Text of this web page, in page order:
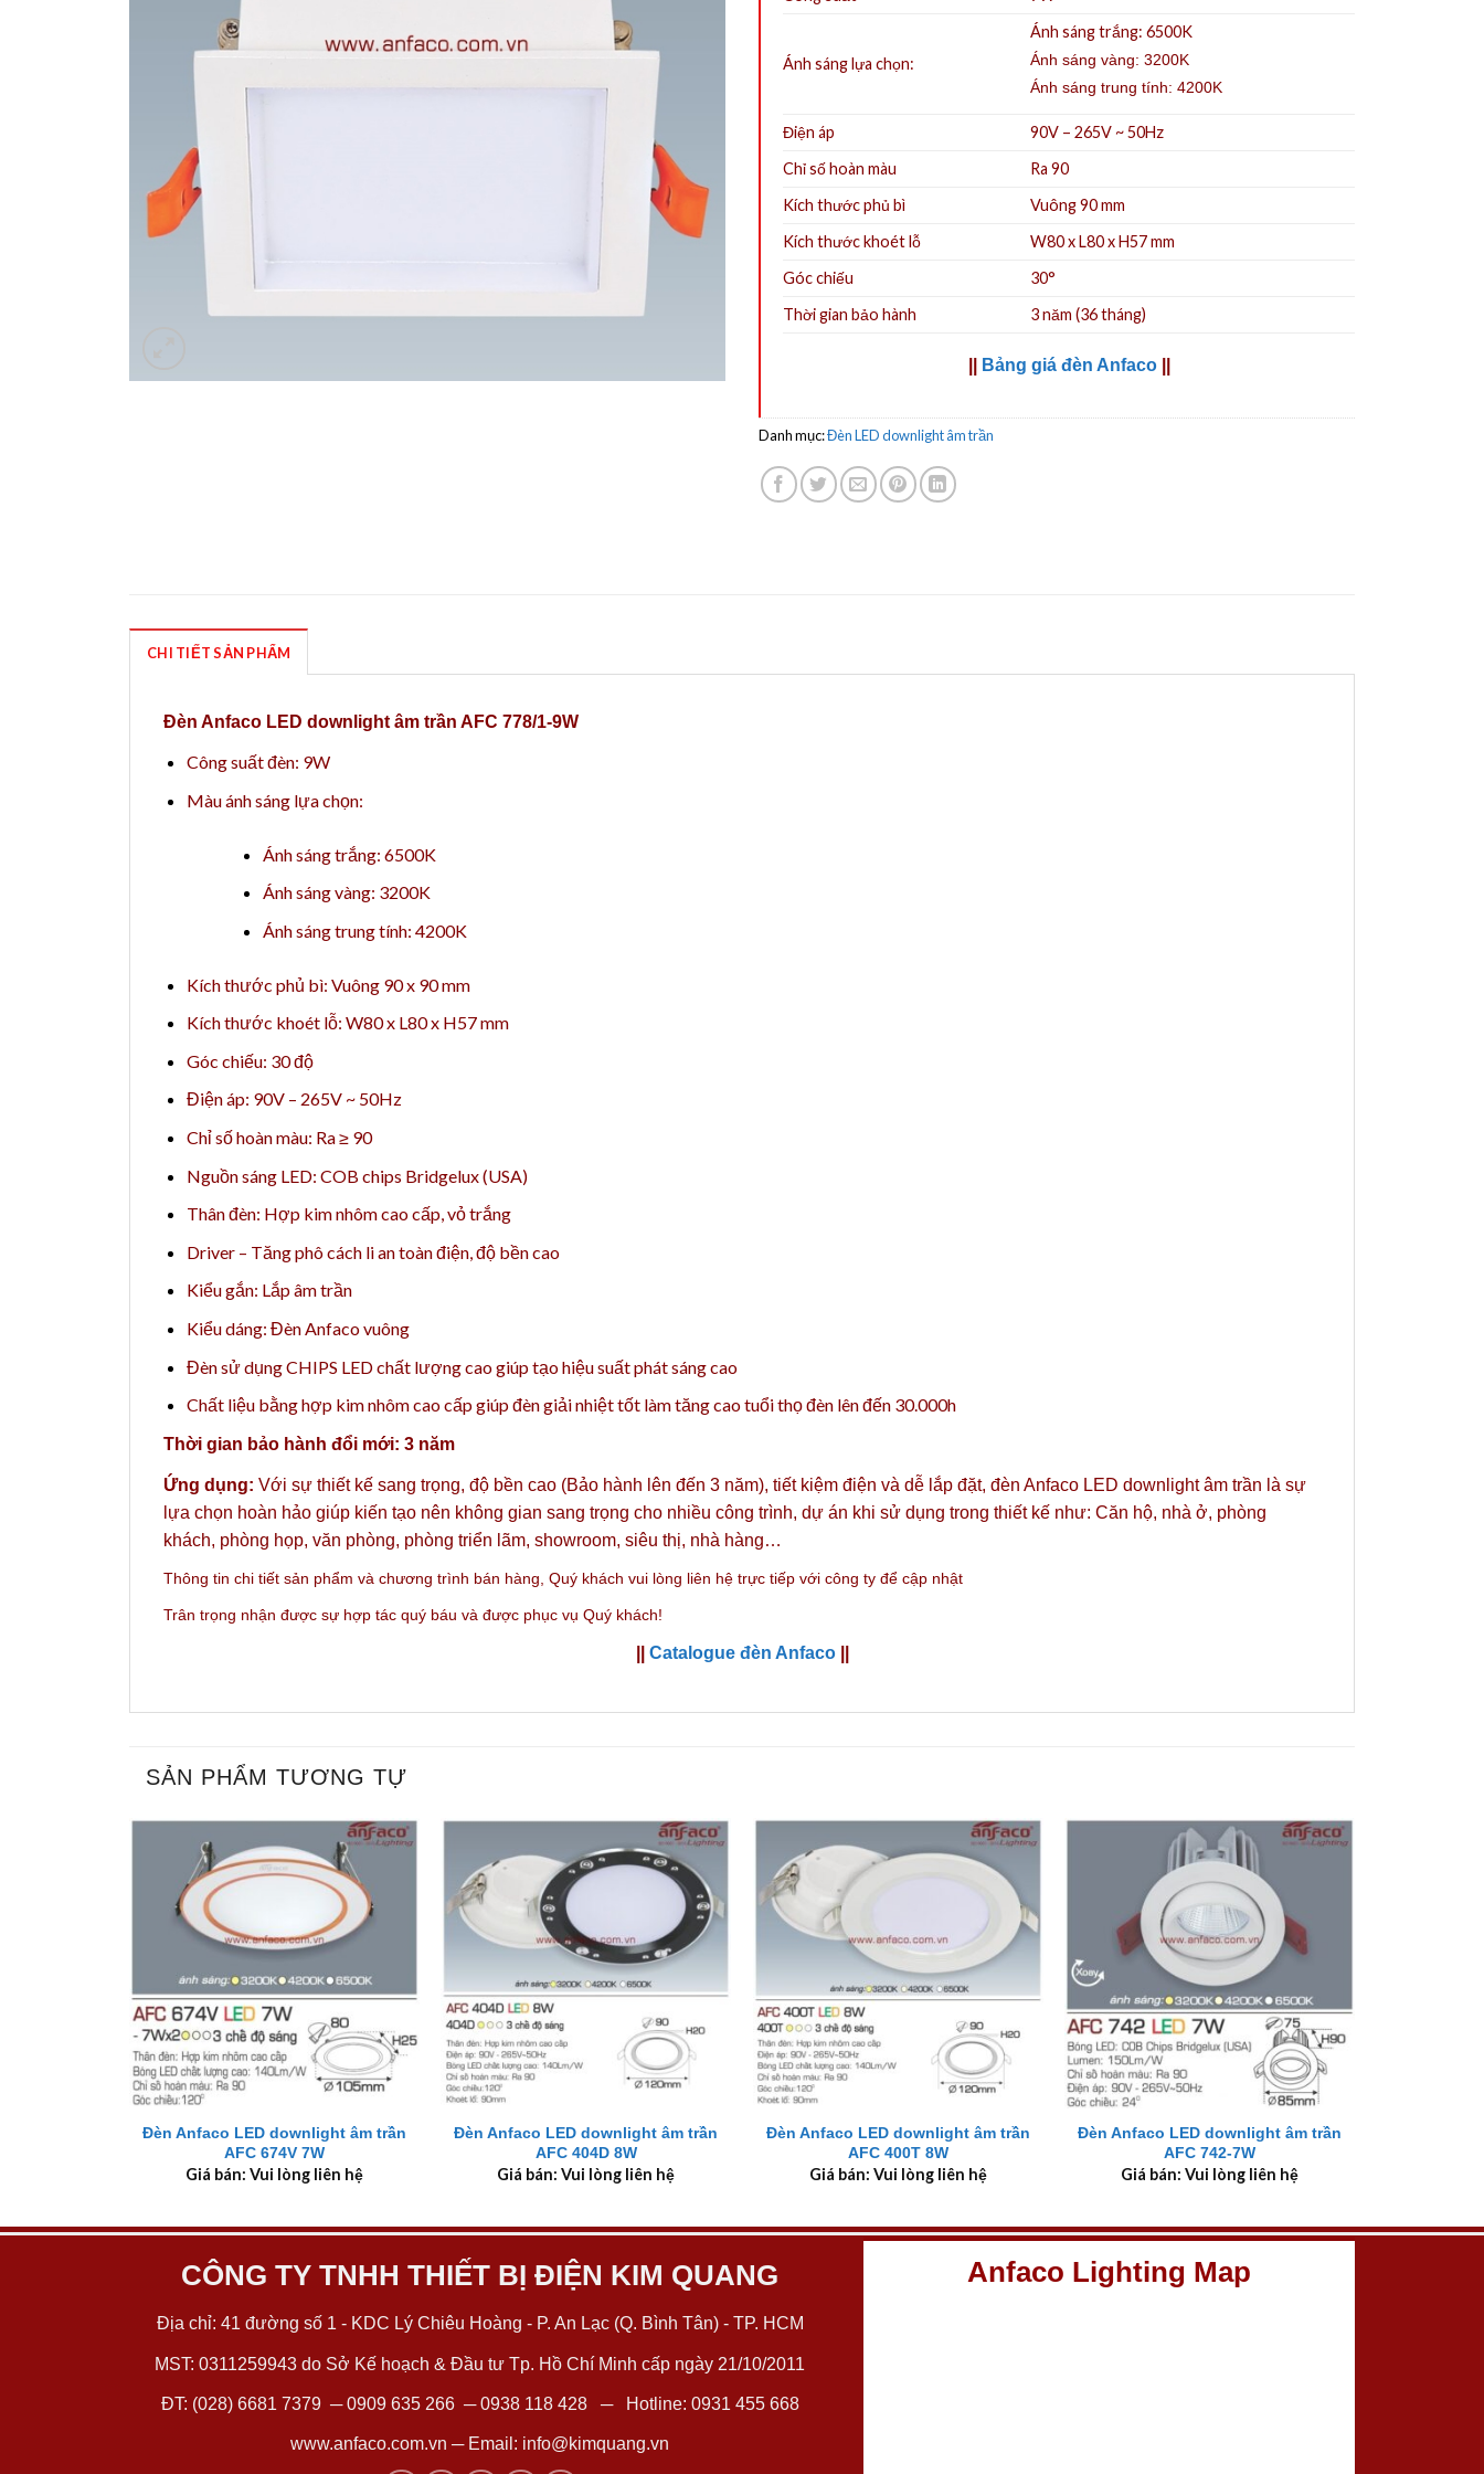
Ánh sáng lựa chọn:
Ánh sáng trắng: 6500K
Ánh sáng vàng: 3200K
Ánh sáng trung tính: 4200K
Điện áp
90V – 265V ~ 50Hz
Chỉ số hoàn màu
Ra 90
Kích thước phủ bì
Vuông 90 mm
Kích thước khoét lỗ
W80 x L80 x H57 mm
Góc chiếu
30°
Thời gian bảo hành
3 năm (36 tháng)
Bảng giá đèn Anfaco
Danh mục:Đèn LED downlight âm trần
CHI TIẾT SẢN PHẨM
Đèn Anfaco LED downlight âm trần AFC 778/1-9W
Công suất đèn: 9W
Màu ánh sáng lựa chọn:
Ánh sáng trắng: 6500K
Ánh sáng vàng: 3200K
Ánh sáng trung tính: 4200K
Kích thước phủ bì: Vuông 90 x 90 mm
Kích thước khoét lỗ: W80 x L80 x H57 mm
Góc chiếu: 30 độ
Điện áp: 90V – 265V ~ 50Hz
Chỉ số hoàn màu: Ra ≥ 90
Nguồn sáng LED: COB chips Bridgelux (USA)
Thân đèn: Hợp kim nhôm cao cấp, vỏ trắng
Driver – Tăng phô cách li an toàn điện, độ bền cao
Kiểu gắn: Lắp âm trần
Kiểu dáng: Đèn Anfaco vuông
Đèn sử dụng CHIPS LED chất lượng cao giúp tạo hiệu suất phát sáng cao
Chất liệu bằng hợp kim nhôm cao cấp giúp đèn giải nhiệt tốt làm tăng cao tuổi thọ đèn lên đến 30.000h
Thời gian bảo hành đổi mới: 3 năm
Ứng dụng: Với sự thiết kế sang trọng, độ bền cao (Bảo hành lên đến 3 năm), tiết kiệm điện và dễ lắp đặt, đèn Anfaco LED downlight âm trần là sự
lựa chọn hoàn hảo giúp kiến tạo nên không gian sang trọng cho nhiều công trình, dự án khi sử dụng trong thiết kế như: Căn hộ, nhà ở, phòng
khách, phòng họp, văn phòng, phòng triển lãm, showroom, siêu thị, nhà hàng…
Thông tin chi tiết sản phẩm và chương trình bán hàng, Quý khách vui lòng liên hệ trực tiếp với công ty để cập nhật
Trân trọng nhận được sự hợp tác quý báu và được phục vụ Quý khách!
Catalogue đèn Anfaco
SẢN PHẨM TƯƠNG TỰ
+
Đèn Anfaco LED downlight âm trần
AFC 674V 7W
Giá bán: Vui lòng liên hệ
+
Đèn Anfaco LED downlight âm trần
AFC 404D 8W
Giá bán: Vui lòng liên hệ
+
Đèn Anfaco LED downlight âm trần
AFC 400T 8W
Giá bán: Vui lòng liên hệ
+
Đèn Anfaco LED downlight âm trần
AFC 742-7W
Giá bán: Vui lòng liên hệ
CÔNG TY TNHH THIẾT BỊ ĐIỆN KIM QUANG
Địa chỉ: 41 đường số 1 - KDC Lý Chiêu Hoàng - P. An Lạc (Q. Bình Tân) - TP. HCM
MST: 0311259943 do Sở Kế hoạch & Đầu tư Tp. Hồ Chí Minh cấp ngày 21/10/2011
ĐT: (028) 6681 7379 ─0909 635 266─0938 118 428─ Hotline: 0931 455 668
www.anfaco.com.vn ─ Email: info@kimquang.vn
Anfaco Lighting Map